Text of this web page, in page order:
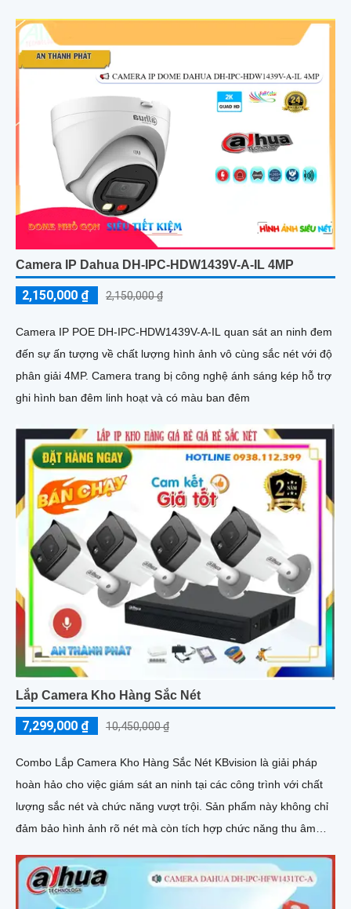
Camera IP Dahua DH-IPC-HDW1439V-A-IL 4MP
2,150,000 ₫ 2,150,000 ₫
Camera IP POE DH-IPC-HDW1439V-A-IL quan sát an ninh đem
đến sự ấn tượng về chất lượng hình ảnh vô cùng sắc nét với độ
phân giải 4MP. Camera trang bị công nghệ ánh sáng kép hỗ trợ
ghi hình ban đêm linh hoạt và có màu ban đêm
Lắp Camera Kho Hàng Sắc Nét
7,299,000 ₫ 10,450,000 ₫
Combo Lắp Camera Kho Hàng Sắc Nét KBvision là giải pháp
hoàn hảo cho việc giám sát an ninh tại các công trình với chất
lượng sắc nét và chức năng vượt trội. Sản phẩm này không chỉ
đảm bảo hình ảnh rõ nét mà còn tích hợp chức năng thu âm
hơn